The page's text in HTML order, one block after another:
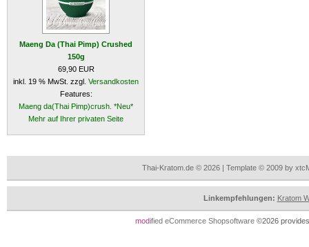
Maeng Da (Thai Pimp) Crushed
150g
69,90 EUR
inkl. 19 % MwSt. zzgl. Versandkosten
Features:
Maeng da(Thai Pimp)crush. *Neu*
Mehr auf Ihrer privaten Seite
Thai-Kratom.de © 2026 | Template © 2009 by
Linkempfehlungen: Kratom
modified eCommerce Shopsoftware©2026